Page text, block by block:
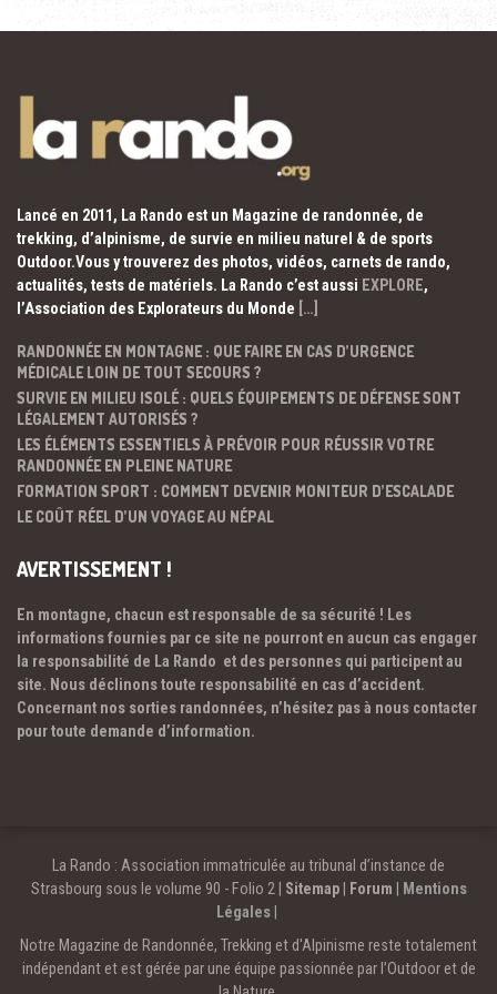
Lancé en 2011, La Rando est un Magazine de randonnée, de
trekking, d’alpinisme, de survie en milieu naturel & de sports
Outdoor.Vous y trouverez des photos, vidéos, carnets de rando,
actualités, tests de matériels. La Rando c’est aussi EXPLORE,
l’Association des Explorateurs du Monde […]
RANDONNÉE EN MONTAGNE : QUE FAIRE EN CAS D’URGENCE
MÉDICALE LOIN DE TOUT SECOURS ?
SURVIE EN MILIEU ISOLÉ : QUELS ÉQUIPEMENTS DE DÉFENSE SONT
LÉGALEMENT AUTORISÉS ?
LES ÉLÉMENTS ESSENTIELS À PRÉVOIR POUR RÉUSSIR VOTRE
RANDONNÉE EN PLEINE NATURE
FORMATION SPORT : COMMENT DEVENIR MONITEUR D’ESCALADE
LE COÛT RÉEL D’UN VOYAGE AU NÉPAL
AVERTISSEMENT !
En montagne, chacun est responsable de sa sécurité ! Les
informations fournies par ce site ne pourront en aucun cas engager
la responsabilité de La Rando et des personnes qui participent au
site. Nous déclinons toute responsabilité en cas d’accident.
Concernant nos sorties randonnées, n’hésitez pas à nous contacter
pour toute demande d’information.
La Rando : Association immatriculée au tribunal d’instance de
Strasbourg sous le volume 90 - Folio 2 | Sitemap| Forum
Mentions
Légales
Notre Magazine de Randonnée, Trekking et d'Alpinisme reste totalement
indépendant et est gérée par une équipe passionnée par l’Outdoor et de